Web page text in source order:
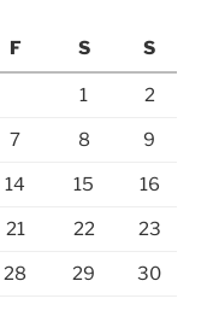
F S S
1 2
7 8 9
14 15 16
21 22 23
28 29 30